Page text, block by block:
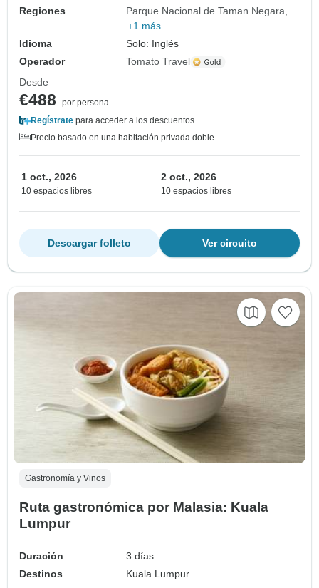
Regiones
Parque Nacional de Taman Negara
+1 más
Idioma
Solo: Inglés
Operador
Tomato Travel
Desde
€488
por persona
Regístrate para acceder a los descuentos
Precio basado en una habitación privada doble
1 oct., 2026
10 espacios libres
2 oct., 2026
10 espacios libres
Ver circuito
Descargar folleto
Gastronomía y Vinos
Ruta gastronómica por Malasia: Kuala
Lumpur
Duración
3 días
Destinos
Kuala Lumpur